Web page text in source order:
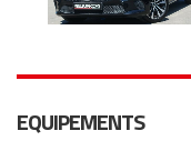
EQUIPEMENTS